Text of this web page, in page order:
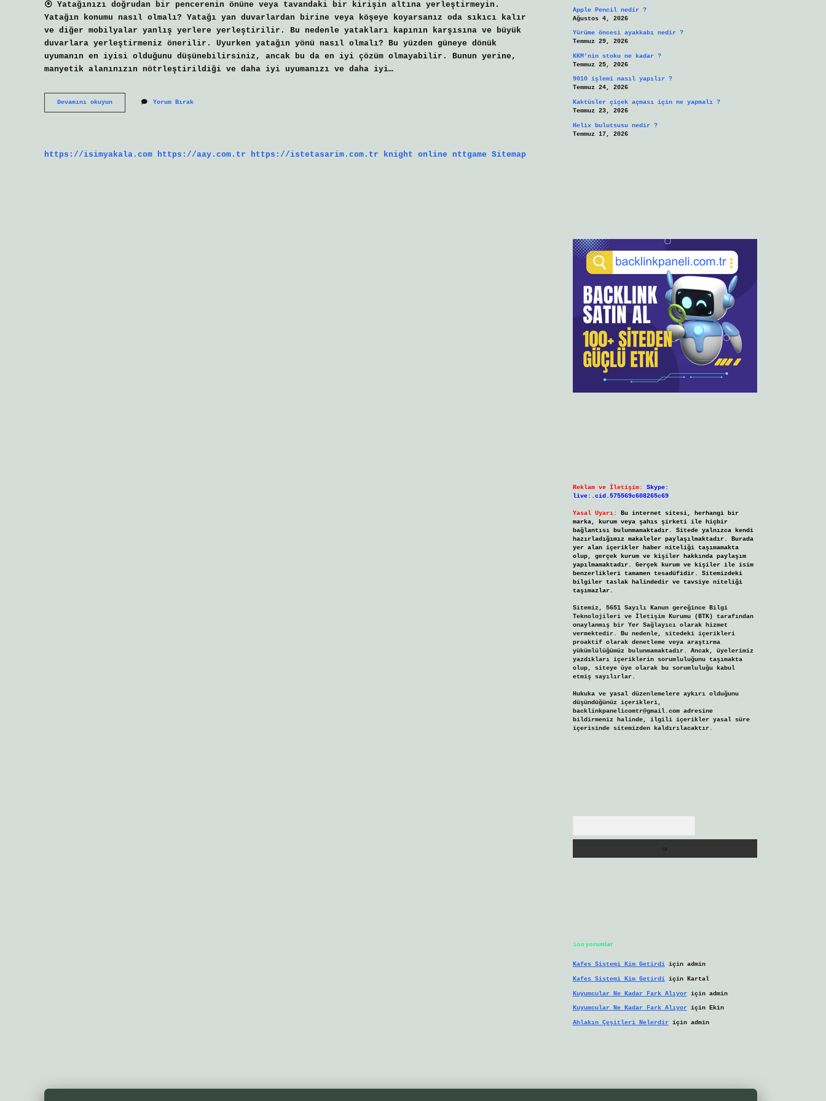
⦿ Yatağınızı doğrudan bir pencerenin önüne veya tavandaki bir kirişin altına yerleştirmeyin.
Yatağın konumu nasıl olmalı? Yatağı yan duvarlardan birine veya köşeye koyarsanız oda sıkıcı kalır
ve diğer mobilyalar yanlış yerlere yerleştirilir. Bu nedenle yatakları kapının karşısına ve büyük
duvarlara yerleştirmeniz önerilir. Uyurken yatağın yönü nasıl olmalı? Bu yüzden güneye dönük
uyumanın en iyisi olduğunu düşünebilirsiniz, ancak bu da en iyi çözüm olmayabilir. Bunun yerine,
manyetik alanınızın nötrleştirildiği ve daha iyi uyumanızı ve daha iyi…
Devamını okuyunYatağın
Yönü
Yorum Bırak
https://isimyakala.com https://aay.com.tr https://istetasarim.com.tr knight online nttgame Sitemap
Apple Pencil nedir ?
Ağustos 4, 2026
Yürüme öncesi ayakkabı nedir ?
Temmuz 29, 2026
KKM’nin stoku ne kadar ?
Temmuz 25, 2026
9010 işlemi nasıl yapılır ?
Temmuz 24, 2026
Kaktüsler çiçek açması için ne yapmalı ?
Temmuz 23, 2026
Helix bulutsusu nedir ?
Temmuz 17, 2026
Reklam ve İletişim:
Skype:
live:.cid.575569c608265c69
Yasal Uyarı:
Bu internet sitesi, herhangi bir
marka, kurum veya şahıs şirketi ile hiçbir
bağlantısı bulunmamaktadır. Sitede yalnızca kendi
hazırladığımız makaleler paylaşılmaktadır. Burada
yer alan içerikler haber niteliği taşımamakta
olup, gerçek kurum ve kişiler hakkında paylaşım
yapılmamaktadır. Gerçek kurum ve kişiler ile isim
benzerlikleri tamamen tesadüfidir. Sitemizdeki
bilgiler taslak halindedir ve tavsiye niteliği
taşımazlar.
Sitemiz, 5651 Sayılı Kanun gereğince Bilgi
Teknolojileri ve İletişim Kurumu (BTK) tarafından
onaylanmış bir Yer Sağlayıcı olarak hizmet
vermektedir. Bu nedenle, sitedeki içerikleri
proaktif olarak denetleme veya araştırma
yükümlülüğümüz bulunmamaktadır. Ancak, üyelerimiz
yazdıkları içeriklerin sorumluluğunu taşımakta
olup, siteye üye olarak bu sorumluluğu kabul
etmiş sayılırlar.
Hukuka ve yasal düzenlemelere aykırı olduğunu
düşündüğünüz içerikleri,
backlinkpanelicomtr@gmail.comadresine
bildirmeniz halinde, ilgili içerikler yasal süre
içerisinde sitemizden kaldırılacaktır.
Son yorumlar
Kafes Sistemi Kim Getirdiiçin admin
Kafes Sistemi Kim Getirdiiçin Kartal
Kuyumcular Ne Kadar Fark Alıyoriçin admin
Kuyumcular Ne Kadar Fark Alıyoriçin Ekin
Ahlakın Çeşitleri Nelerdiriçin admin